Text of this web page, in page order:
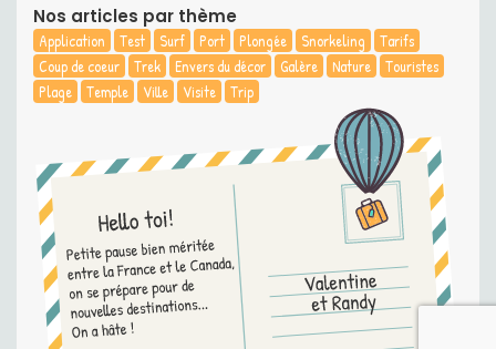
Nos articles par thème
Application Test Surf Port Plongée Snorkeling
Tarifs
Coup de coeur
Trek Envers du décor Galère Nature
Touristes
Plage
Temple Ville Visite Trip